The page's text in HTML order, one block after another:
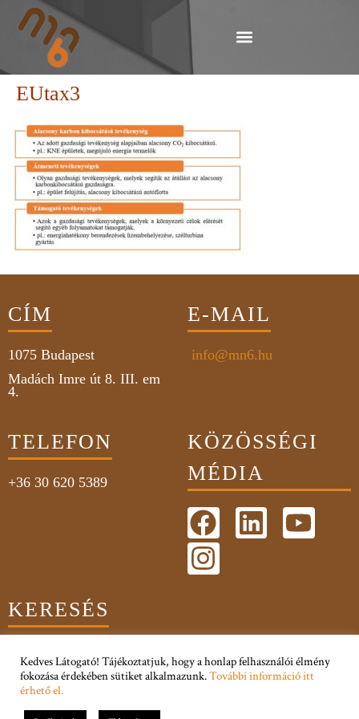
EUtax3
CÍM
1075 Budapest
Madách Imre út 8. III. em
4.
E-MAIL
info@mn6.hu
TELEFON
+36 30 620 5389
KÖZÖSSÉGI
MÉDIA
KERESÉS
Adatkezelési Tájékoztató
Kedves Látogató! Tájékoztatjuk, hogy a honlap felhasználói élmény
fokozása érdekében sütiket alkalmazunk.További információ itt
érhető el.